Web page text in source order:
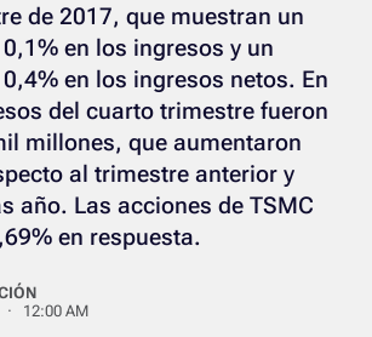
de 2017, que muestran un
en los ingresos y un
en los ingresos netos. En
del cuarto trimestre fueron
millones, que aumentaron
al trimestre anterior y
año. Las acciones de TSMC
en respuesta.
· 12:00 AM